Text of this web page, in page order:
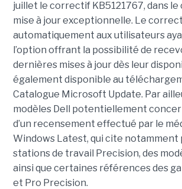
juillet le correctif KB5121767, dans le
mise à jour exceptionnelle. Le
automatiquement aux utilisateurs
l’option offrant la possibilité de
dernières mises à jour dès leur
également disponible au
Catalogue Microsoft Update. Par
modèles Dell potentiellement
d’un recensement effectué par le
Windows Latest, qui cite notamment
stations de travail Precision, des
ainsi que certaines références des
et Pro Precision.